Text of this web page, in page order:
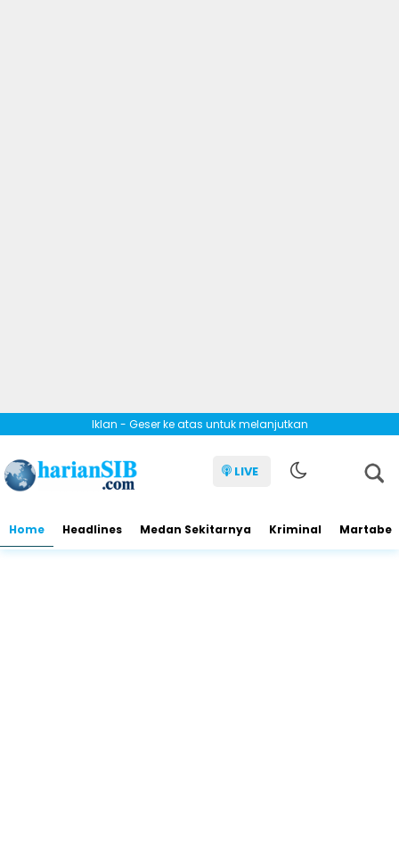
Iklan - Geser ke atas untuk melanjutkan
LIVE
Home Headlines Medan Sekitarnya Kriminal Martabe